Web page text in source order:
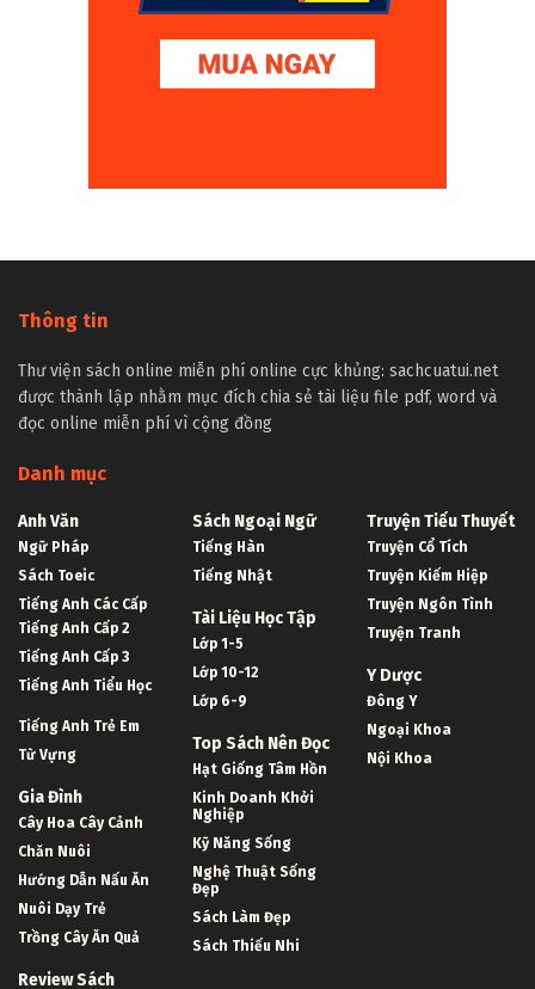
Thông tin
Thư viện sách online miễn phí online cực khủng: sachcuatui.net
được thành lập nhằm mục đích chia sẻ tài liệu file pdf, word và
đọc online miễn phí vì cộng đồng
Danh mục
Anh Văn
Ngữ Pháp
Sách Toeic
Tiếng Anh Các Cấp
Tiếng Anh Cấp 2
Tiếng Anh Cấp 3
Tiếng Anh Tiểu Học
Tiếng Anh Trẻ Em
Từ Vựng
Gia Đình
Cây Hoa Cây Cảnh
Chăn Nuôi
Hướng Dẫn Nấu Ăn
Nuôi Dạy Trẻ
Trồng Cây Ăn Quả
Review Sách
Sách Ngoại Ngữ
Tiếng Hàn
Tiếng Nhật
Tài Liệu Học Tập
Lớp 1-5
Lớp 10-12
Lớp 6-9
Top Sách Nên Đọc
Hạt Giống Tâm Hồn
Kinh Doanh Khởi
Nghiệp
Kỹ Năng Sống
Nghệ Thuật Sống
Đẹp
Sách Làm Đẹp
Sách Thiếu Nhi
Truyện Tiểu Thuyết
Truyện Cổ Tích
Truyện Kiếm Hiệp
Truyện Ngôn Tình
Truyện Tranh
Y Dược
Đông Y
Ngoại Khoa
Nội Khoa